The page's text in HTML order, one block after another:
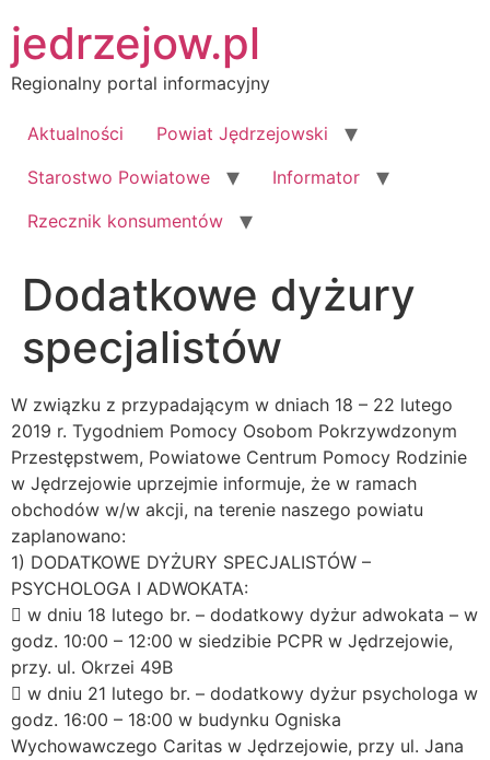
do
treści
jedrzejow.pl
Regionalny portal informacyjny
Aktualności
Powiat Jędrzejowski
Starostwo Powiatowe
Informator
Rzecznik konsumentów
Dodatkowe dyżury
specjalistów
W związku z przypadającym w dniach 18 – 22 lutego
2019 r. Tygodniem Pomocy Osobom Pokrzywdzonym
Przestępstwem, Powiatowe Centrum Pomocy Rodzinie
w Jędrzejowie uprzejmie informuje, że w ramach
obchodów w/w akcji, na terenie naszego powiatu
zaplanowano:
1) DODATKOWE DYŻURY SPECJALISTÓW –
PSYCHOLOGA I ADWOKATA:
 w dniu 18 lutego br. – dodatkowy dyżur adwokata – w
godz. 10:00 – 12:00 w siedzibie PCPR w Jędrzejowie,
przy. ul. Okrzei 49B
 w dniu 21 lutego br. – dodatkowy dyżur psychologa w
godz. 16:00 – 18:00 w budynku Ogniska
Wychowawczego Caritas w Jędrzejowie, przy ul. Jana